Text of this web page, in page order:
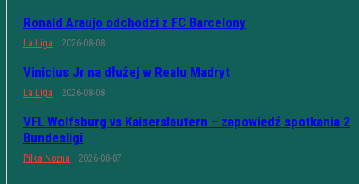
Ronald Araujo odchodzi z FC Barcelony
La Liga 2026-08-08
Vinicius Jr na dłużej w Realu Madryt
La Liga 2026-08-08
VFL Wolfsburg vs Kaiserslautern – zapowiedź spotkania 2
Bundesligi
Piłka Nożna 2026-08-07